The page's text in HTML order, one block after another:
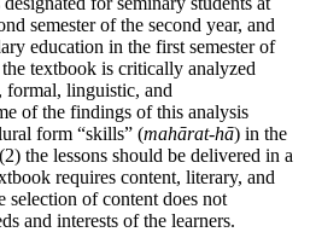
semester of the second year, and
education in the first semester of
textbook is critically analyzed
formal, linguistic, and
of the findings of this analysis
form “skills” (mahārat-hā) in the
the lessons should be delivered in a
requires content, literary, and
selection of content does not
and interests of the learners.